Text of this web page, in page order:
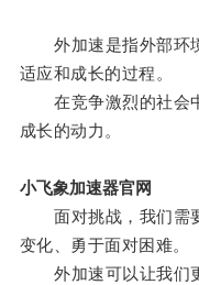
外加速是指外部环境
适应和成长的过程。
在竞争激烈的社会中
成长的动力。
小飞象加速器官网
面对挑战，我们需要
变化、勇于面对困难。
外加速可以让我们更